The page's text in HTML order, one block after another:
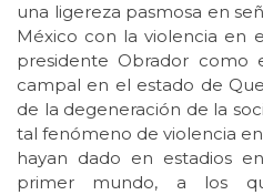
una ligereza pasmosa en
México con la violencia en
presidente Obrador como
campal en el estado de
de la degeneración de la
tal fenómeno de violencia
hayan dado en estadios
primer mundo, a los